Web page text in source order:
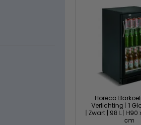
Horeca
Verlichting | 1
| Zwart | 98 L | H90
cm